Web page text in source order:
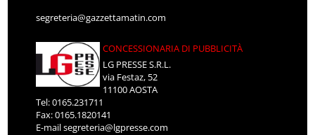
segreteria@gazzettamatin.com
CONCESSIONARIA DI PUBBLICITÀ
LG PRESSE S.R.L.
via Festaz, 52
11100 AOSTA
Tel: 0165.231711
Fax: 0165.1820141
E-mailsegreteria@lgpresse.com